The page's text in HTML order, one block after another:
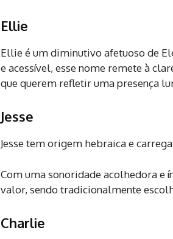
Ellie
Ellie é um diminutivo afetuoso de
e acessível, esse nome remete à
que querem refletir uma presença
Jesse
Jesse tem origem hebraica e
Com uma sonoridade acolhedora e
valor, sendo tradicionalmente
Charlie